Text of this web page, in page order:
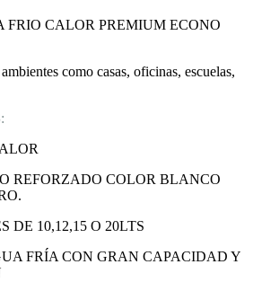
FRIO CALOR PREMIUM ECONO
como casas, oficinas, escuelas,
:
REFORZADO COLOR BLANCO
DE 10,12,15 O 20LTS
FRÍA CON GRAN CAPACIDAD Y